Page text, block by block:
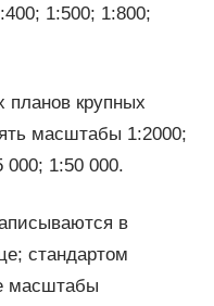
1:500; 1:800;
планов крупных
масштабы 1:2000;
000; 1:50 000.
в
стандартом
масштабы